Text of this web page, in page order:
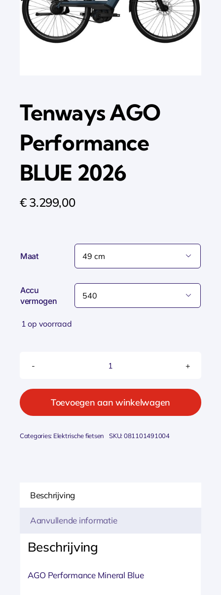
Tenways AGO
Performance
BLUE 2026
€3.299,00
Maat 
Accu
vermogen

1 op voorraad
Tenways
Performance
aantal
Toevoegen aan winkelwagen
Categories: Elektrische fietsen SKU:081101491004
Beschrijving
Aanvullende informatie
Beschrijving
AGO Performance Mineral Blue